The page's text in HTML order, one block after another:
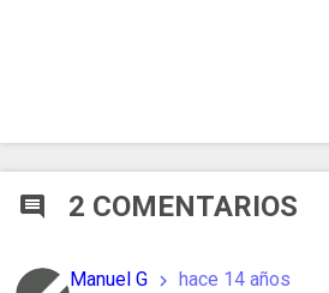
comment 2 COMENTARIOS
Manuel G chevron_right hace 14 años